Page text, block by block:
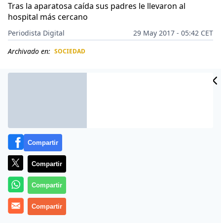
Tras la aparatosa caída sus padres le llevaron al
hospital más cercano
Periodista Digital
29 May 2017 - 05:42 CET
Archivado en: SOCIEDAD
Un niño de 10 años ha salido disparado del tobogán
Compartir
Compartir
Compartir
Compartir